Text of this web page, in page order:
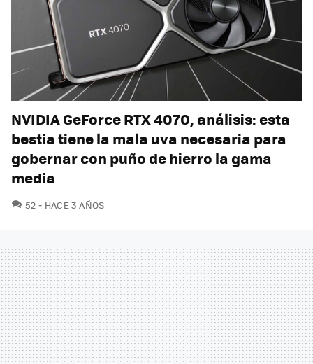
NVIDIA GeForce RTX 4070, análisis: esta
bestia tiene la mala uva necesaria para
gobernar con puño de hierro la gama
media
52 COMENTARIOS
HACE 3 AÑOS